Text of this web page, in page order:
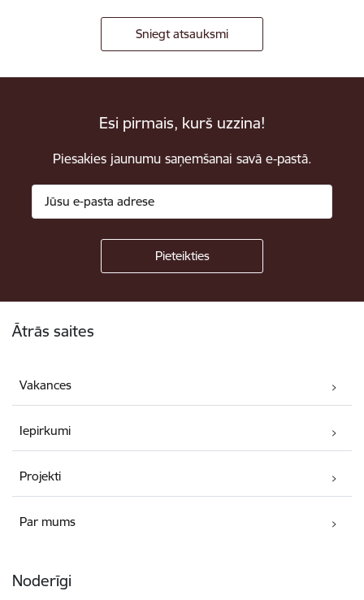
Sniegt atsauksmi
Esi pirmais, kurš uzzina!
Piesakies jaunumu saņemšanai savā e-pastā.
Ātrās saites
Vakances
Iepirkumi
Projekti
Par mums
Noderīgi